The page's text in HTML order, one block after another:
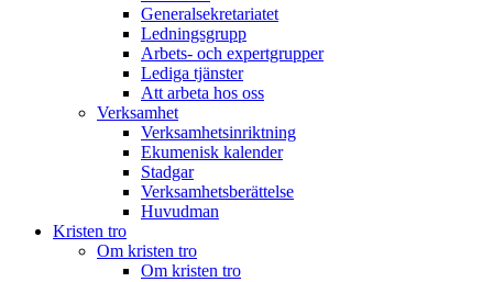
Generalsekretariatet
Ledningsgrupp
Arbets- och expertgrupper
Lediga tjänster
Att arbeta hos oss
Verksamhet
Verksamhetsinriktning
Ekumenisk kalender
Stadgar
Verksamhetsberättelse
Huvudman
Kristen tro
Om kristen tro
Om kristen tro